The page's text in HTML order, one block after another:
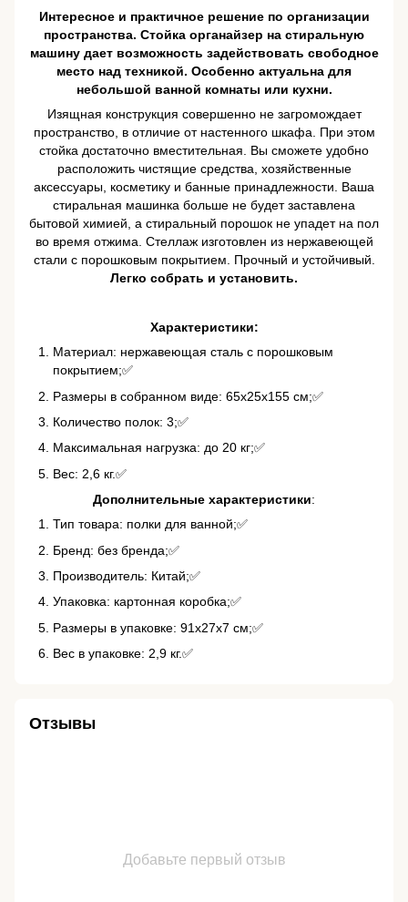
Интересное и практичное решение по организации
пространства. Стойка органайзер на стиральную
машину дает возможность задействовать свободное
место над техникой. Особенно актуальна для
небольшой ванной комнаты или кухни.
Изящная конструкция совершенно не загромождает
пространство, в отличие от настенного шкафа. При этом
стойка достаточно вместительная. Вы сможете удобно
расположить чистящие средства, хозяйственные
аксессуары, косметику и банные принадлежности. Ваша
стиральная машинка больше не будет заставлена
бытовой химией, а стиральный порошок не упадет на пол
во время отжима. Стеллаж изготовлен из нержавеющей
стали с порошковым покрытием. Прочный и устойчивый.
Легко собрать и установить.
Характеристики:
Материал: нержавеющая сталь с порошковым
покрытием;✅
Размеры в собранном виде: 65х25х155 см;✅
Количество полок: 3;✅
Максимальная нагрузка: до 20 кг;✅
Вес: 2,6 кг.✅
Дополнительные характеристики:
Тип товара: полки для ванной;✅
Бренд: без бренда;✅
Производитель: Китай;✅
Упаковка: картонная коробка;✅
Размеры в упаковке: 91х27х7 см;✅
Вес в упаковке: 2,9 кг.✅
Отзывы
Добавьте первый отзыв